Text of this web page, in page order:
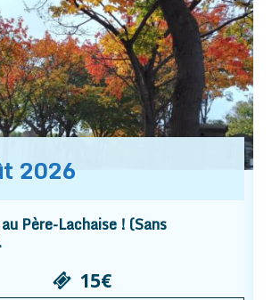
2026
Père-Lachaise ! (Sans
15€